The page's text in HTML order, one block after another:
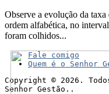
Observe a evolução da taxa
ordem alfabética, no
foram colhidos...
Fale comigo
Quem é o Senhor
Copyright © 2026.
Senhor Gestão..